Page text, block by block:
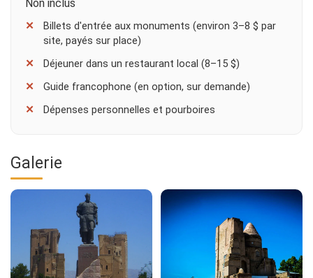
Non inclus
Billets d'entrée aux monuments (environ 3–8 $ par
site, payés sur place)
Déjeuner dans un restaurant local (8–15 $)
Guide francophone (en option, sur demande)
Dépenses personnelles et pourboires
Galerie